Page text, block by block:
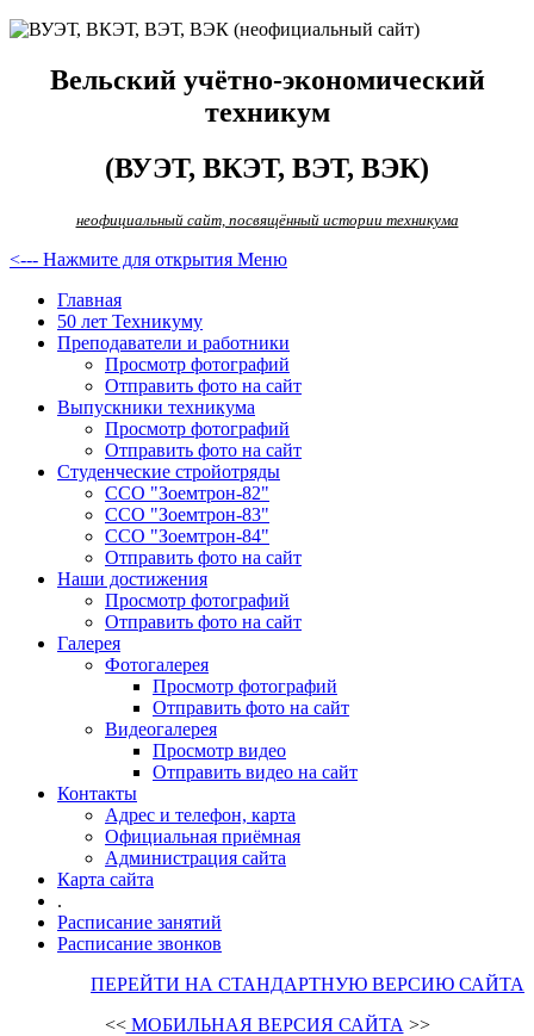
Вельский учётно-экономический
техникум
(ВУЭТ, ВКЭТ, ВЭТ, ВЭК)
неофициальный сайт, посвящённый истории техникума
<--- Нажмите для открытия Меню
Главная
50 лет Техникуму
Преподаватели и работники
Просмотр фотографий
Отправить фото на сайт
Выпускники техникума
Просмотр фотографий
Отправить фото на сайт
Студенческие стройотряды
ССО "Зоемтрон-82"
ССО "Зоемтрон-83"
ССО "Зоемтрон-84"
Отправить фото на сайт
Наши достижения
Просмотр фотографий
Отправить фото на сайт
Галерея
Фотогалерея
Просмотр фотографий
Отправить фото на сайт
Видеогалерея
Просмотр видео
Отправить видео на сайт
Контакты
Адрес и телефон, карта
Официальная приёмная
Администрация сайта
Карта сайта
.
Расписание занятий
Расписание звонков
ПЕРЕЙТИ НА СТАНДАРТНУЮ ВЕРСИЮ САЙТА
<<МОБИЛЬНАЯ ВЕРСИЯ САЙТА >>